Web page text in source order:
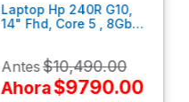
Laptop Hp 240R G10,
14" Fhd, Core 5 , 8Gb
Antes$10,490.00
Ahora$9790.00